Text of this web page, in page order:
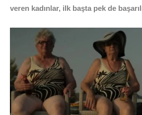
veren kadınlar, ilk başta pek de